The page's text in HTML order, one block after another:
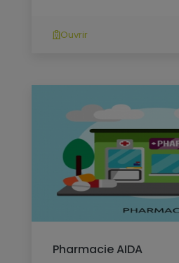
Ouvrir
Pharmacie AIDA